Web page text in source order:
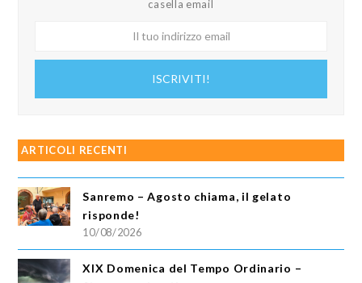
casella email
ISCRIVITI!
ARTICOLI RECENTI
Sanremo – Agosto chiama, il gelato
risponde!
10/08/2026
XIX Domenica del Tempo Ordinario –